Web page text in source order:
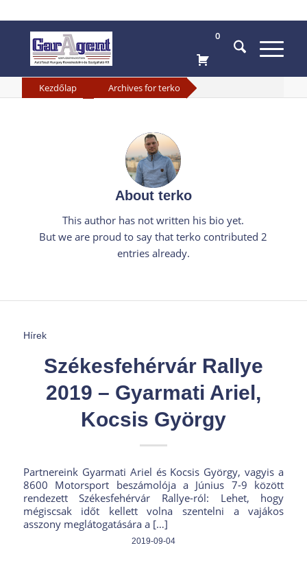
0
Kezdőlap Archives for terko
About terko
This author has not written his bio yet.
But we are proud to say thatterko contributed 2
entries already.
Hírek
Székesfehérvár Rallye
2019 – Gyarmati Ariel,
Kocsis György
Partnereink Gyarmati Ariel és Kocsis György, vagyis a
8600 Motorsport beszámolója a Június 7-9 között
rendezett Székesfehérvár Rallye-ról: Lehet, hogy
mégiscsak időt kellett volna szentelni a vajákos
asszony meglátogatására a […]
2019-09-04